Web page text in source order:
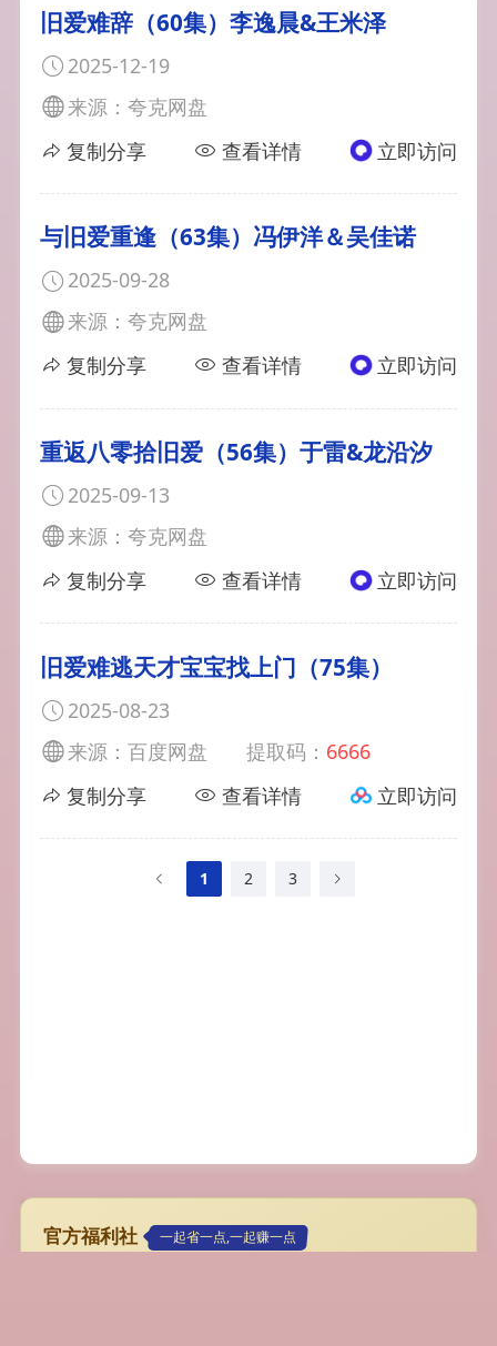
旧爱难辞（60集）李逸晨&王米泽
2025-12-19
来源：夸克网盘
复制分享
查看详情 立即访问
与旧爱重逢（63集）冯伊洋＆吴佳诺
2025-09-28
来源：夸克网盘
复制分享
查看详情 立即访问
重返八零拾旧爱（56集）于雷&龙沿汐
2025-09-13
来源：夸克网盘
复制分享
查看详情 立即访问
旧爱难逃天才宝宝找上门（75集）
2025-08-23
来源：百度网盘
提取码： 6666
复制分享
查看详情 立即访问
1 2 3
官方福利社 一起省一点,一起赚一点